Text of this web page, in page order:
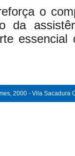
o
da
2000 - Vila